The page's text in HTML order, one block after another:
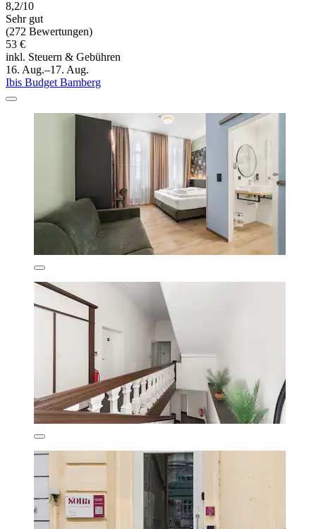
8,2/10
Sehr gut
(272 Bewertungen)
53 €
inkl. Steuern & Gebühren
16. Aug.–17. Aug.
Ibis Budget Bamberg